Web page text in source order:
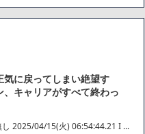
気に戻ってしまい絶望す
、キャリアがすべて終わっ
し 2025/04/15(火) 06:54:44.21 I ...